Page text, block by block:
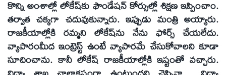
కొన్ని అంశాల్లో లోకేష్‌కు ఫౌండేషన్‌ కోర్సుల్లో శిక్షణ ఇప్పించాం.
తర్వాత చక్కగా చదువుకున్నారు. ఇప్పుడు మంత్రి అయ్యారు.
రాజకీయాల్లోకి రమ్మని లోకేష్‌ను నేను ఫోర్స్‌ చేయలేదు.
వ్యాపారంమీద ఇంట్రెస్ట్‌ ఉంటే వ్యాపారమే చేసుకోవాలని కూడా
సూచించాను. కానీ లోకేష్‌ రాజకీయాల్లోకి ఇష్టంతో వచ్చారు.